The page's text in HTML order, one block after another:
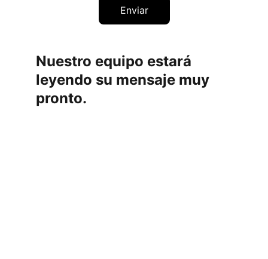
Enviar
Nuestro equipo estará
leyendo su mensaje muy
pronto.